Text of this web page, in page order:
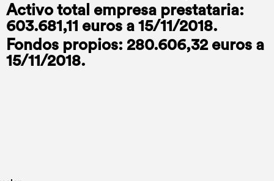
Activo total empresa prestataria:
603.681,11 euros a 15/11/2018.
Fondos propios: 280.606,32 euros a
15/11/2018.